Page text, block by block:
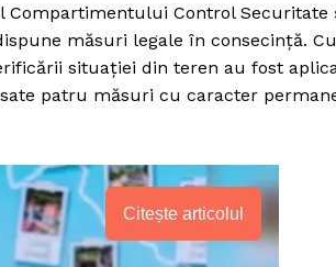
Control Securitate
măsuri legale în consecință. Cu
situației din teren au fost
patru măsuri cu caracter
Citește articolul